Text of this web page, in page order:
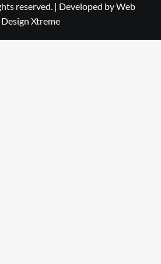
reserved. | Developed byWeb
Design Xtreme